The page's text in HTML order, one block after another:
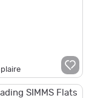
SIMMS Flats